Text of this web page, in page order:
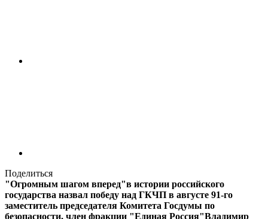
Поделиться
"Огромным шагом вперед"в истории российского
государства назвал победу над ГКЧП в августе 91-го
заместитель председателя Комитета Госдумы по
безопасности, член фракции "Единая Россия"Владимир